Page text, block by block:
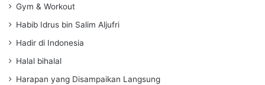
Gym & Workout
Habib Idrus bin Salim Aljufri
Hadir di Indonesia
Halal bihalal
Harapan yang Disampaikan Langsung